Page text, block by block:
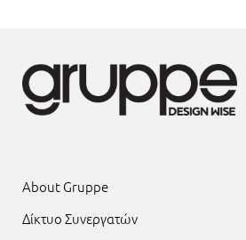
About Gruppe
Δίκτυο Συνεργατών